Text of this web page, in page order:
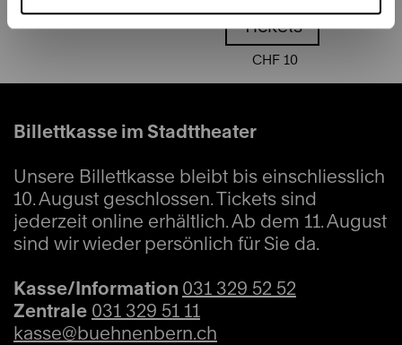
Tickets
CHF 5 - 8
Sa
21.11.2026
Ganzes Haus
Sonderveranstaltungen
Öffentliche Führung
Tickets
CHF 10
Billettkasse im Stadttheater
Unsere Billettkasse bleibt bis einschliesslich
10. August geschlossen. Tickets sind
jederzeit online erhältlich. Ab dem 11. August
sind wir wieder persönlich für Sie da.
Kasse/Information 031 329 52 52
Zentrale 031 329 51 11
kasse@buehnenbern.ch